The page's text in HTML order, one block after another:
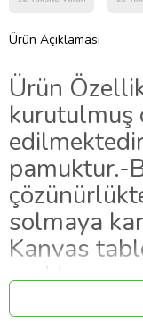
Ürün Açıklaması
Ürün
kurutulmuş
pamuktur.-
solmaya
Kanvas
renkler uzun
-